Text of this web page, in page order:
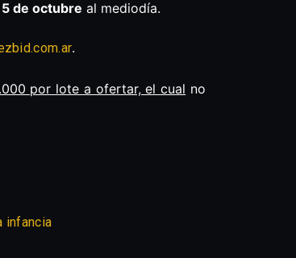
5 de octubre al mediodía.
.
por lote a ofertar, el cual no
infancia